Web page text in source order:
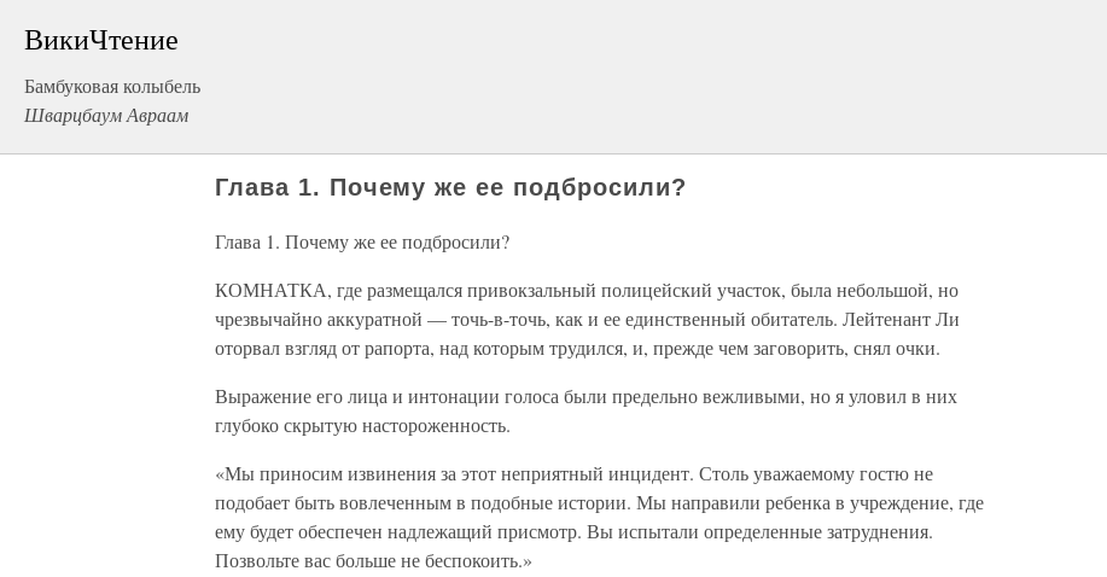
ВикиЧтение
Бамбуковая колыбель
Шварцбаум Авраам
Глава 1. Почему же ее подбросили?
Глава 1. Почему же ее подбросили?
КОМНАТКА, где размещался привокзальный полицейский участок, была небольшой, но
чрезвычайно аккуратной — точь-в-точь, как и ее единственный обитатель. Лейтенант Ли
оторвал взгляд от рапорта, над которым трудился, и, прежде чем заговорить, снял очки.
Выражение его лица и интонации голоса были предельно вежливыми, но я уловил в них
глубоко скрытую настороженность.
«Мы приносим извинения за этот неприятный инцидент. Столь уважаемому гостю не
подобает быть вовлеченным в подобные истории. Мы направили ребенка в учреждение, где
ему будет обеспечен надлежащий присмотр. Вы испытали определенные затруднения.
Позвольте вас больше не беспокоить.»